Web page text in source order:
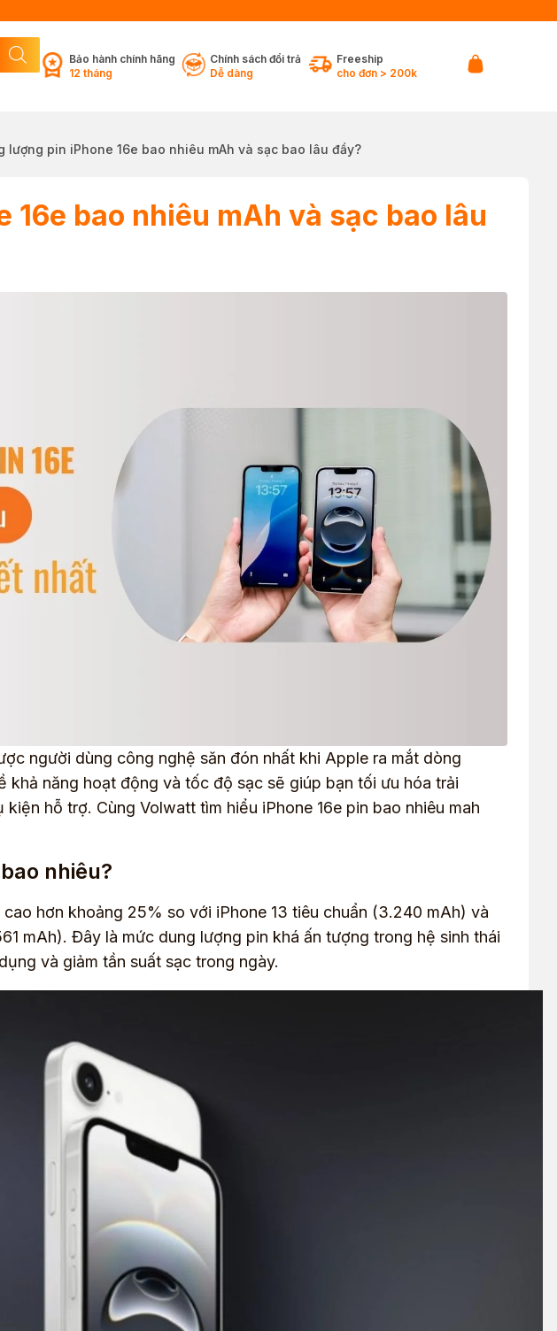
Bảo hành chính hãng
12 tháng
Chính sách đổi trả
Dễ dàng
Freeship
cho đơn > 200k
lượng pin iPhone 16e bao nhiêu mAh và sạc bao lâu đầy?
16e bao nhiêu mAh và sạc bao lâu
người dùng công nghệ săn đón nhất khi Apple ra mắt dòng
khả năng hoạt động và tốc độ sạc sẽ giúp bạn tối ưu hóa trải
hỗ trợ. Cùng Volwatt tìm hiểu iPhone 16e pin bao nhiêu mah
nhiêu?
hơn khoảng 25% so với iPhone 13 tiêu chuẩn (3.240 mAh) và
mAh). Đây là mức dung lượng pin khá ấn tượng trong hệ sinh thái
và giảm tần suất sạc trong ngày.